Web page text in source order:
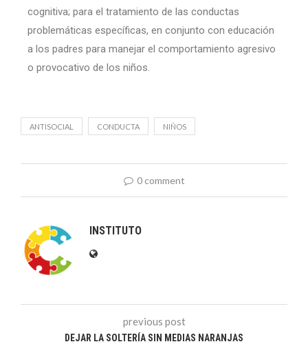
cognitiva; para el tratamiento de las conductas
problemáticas específicas, en conjunto con educación
a los padres para manejar el comportamiento agresivo
o provocativo de los niños.
ANTISOCIAL CONDUCTA NIÑOS
0 comment
INSTITUTO
previous post
DEJAR LA SOLTERÍA SIN MEDIAS NARANJAS